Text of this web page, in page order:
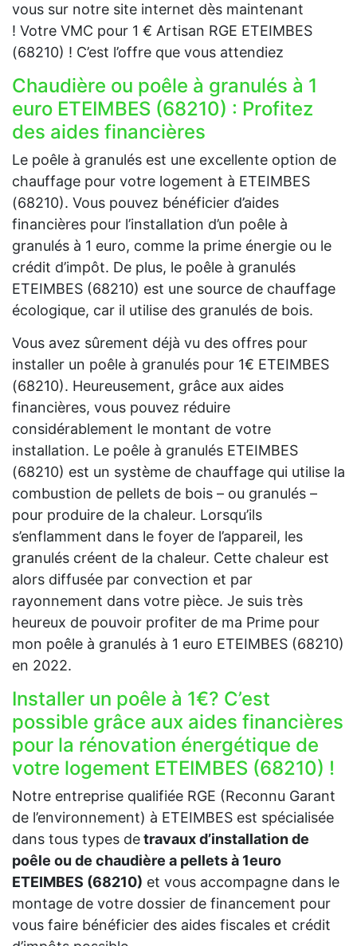
vous sur notre site internet dès maintenant
! Votre VMC pour 1 € Artisan RGE ETEIMBES
(68210) ! C’est l’offre que vous attendiez
Chaudière ou poêle à granulés à 1
euro ETEIMBES (68210) : Profitez
des aides financières
Le poêle à granulés est une excellente option de
chauffage pour votre logement à ETEIMBES
(68210). Vous pouvez bénéficier d’aides
financières pour l’installation d’un poêle à
granulés à 1 euro, comme la prime énergie ou le
crédit d’impôt. De plus, le poêle à granulés
ETEIMBES (68210) est une source de chauffage
écologique, car il utilise des granulés de bois.
Vous avez sûrement déjà vu des offres pour
installer un poêle à granulés pour 1€ ETEIMBES
(68210). Heureusement, grâce aux aides
financières, vous pouvez réduire
considérablement le montant de votre
installation. Le poêle à granulés ETEIMBES
(68210) est un système de chauffage qui utilise la
combustion de pellets de bois – ou granulés –
pour produire de la chaleur. Lorsqu’ils
s’enflamment dans le foyer de l’appareil, les
granulés créent de la chaleur. Cette chaleur est
alors diffusée par convection et par
rayonnement dans votre pièce. Je suis très
heureux de pouvoir profiter de ma Prime pour
mon poêle à granulés à 1 euro ETEIMBES (68210)
en 2022.
Installer un poêle à 1€? C’est
possible grâce aux aides financières
pour la rénovation énergétique de
votre logement ETEIMBES (68210) !
Notre entreprise qualifiée RGE (Reconnu Garant
de l’environnement) à ETEIMBES est spécialisée
dans tous types detravaux d’installation de
poêle ou de chaudière a pellets à 1euro
ETEIMBES (68210) et vous accompagne dans le
montage de votre dossier de financement pour
vous faire bénéficier des aides fiscales et crédit